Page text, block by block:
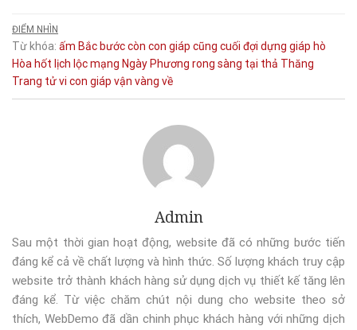
ĐIỂM NHÌN
Từ khóa: ấm Bắcbướccòn con giáp cũng cuối đợi dựng giáp hò
Hòa hốt lịch lộcmạng NgàyPhương rong sàng tại thả Thăng
Trang tử vi con giáp vận vàng về
Admin
Sau một thời gian hoạt động, website đã có những bước tiến
đáng kể cả về chất lượng và hình thức. Số lượng khách truy cập
website trở thành khách hàng sử dụng dịch vụ thiết kế tăng lên
đáng kể. Từ việc chăm chút nội dung cho website theo sở
thích, WebDemo đã dần chinh phục khách hàng với những dịch